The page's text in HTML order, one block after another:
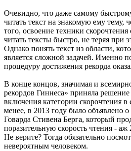
Очевидно, что даже самому
читать текст на знакомую ему тему,
того, освоение техники
читать тексты быстро, не теряя при
Однако понять текст из области,
является сложной задачей. Именно
процедуру достижения рекорда
В конце концов, значимая и
рекордов Гиннеса» приняла решение
включения категории скорочтения
менее, в 2013 году было объявлено о
Говарда Стивена Берга, который
поразительную скорость чтения -
Не верите? Тогда обязательно
невероятным человеком.